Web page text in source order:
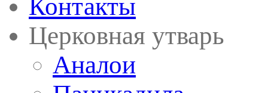
Контакты
Церковная утварь
Аналои